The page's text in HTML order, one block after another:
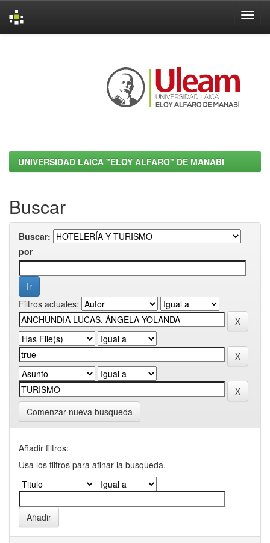
UNIVERSIDAD LAICA "ELOY ALFARO" DE MANABI
Buscar
Buscar:
por
Filtros actuales:
Comenzar nueva busqueda
Añadir filtros:
Usa los filtros para afinar la busqueda.